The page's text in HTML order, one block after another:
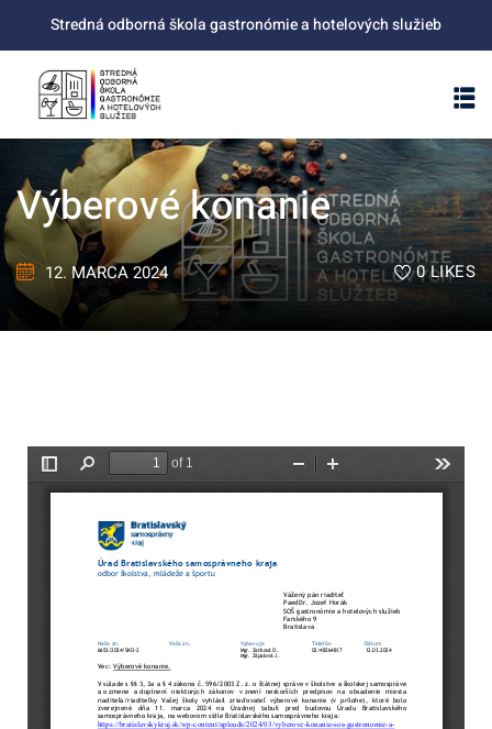
Stredná odborná škola gastronómie a hotelových služieb
Výberové konanie
12. MARCA 2024 0LIKES